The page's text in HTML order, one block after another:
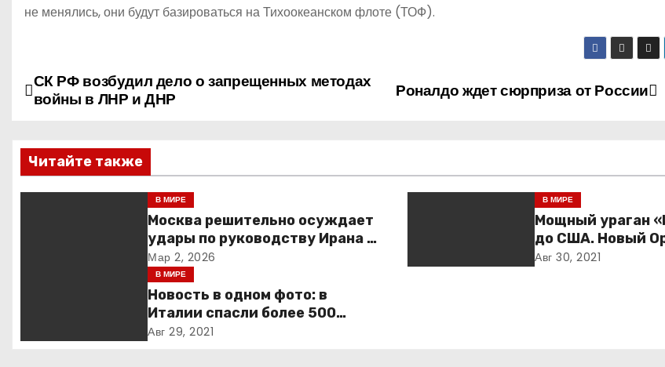
не менялись, они будут базироваться на Тихоокеанском флоте (ТОФ).
Н
в
и
я
Роналдо ждет сюрприза от России
СК РФ возбудил дело о запрещенных методах
войны в ЛНР и ДНР
Читайте также
В МИРЕ
Москва решительно осуждает
удары по руководству Ирана и
призывает к немедленной
деэскалации
Мар 2, 2026
В МИРЕ
Мощный ураган
до США. Новый
готовится к
Авг 30, 2021
В МИРЕ
Новость в одном фото: в
Италии спасли более 500
мигрантов на рыбацкой лодке
Авг 29, 2021